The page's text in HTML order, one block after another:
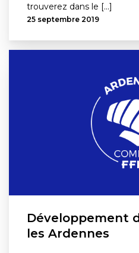
trouverez dans le [...]
25 septembre 2019
Développement
les Ardennes